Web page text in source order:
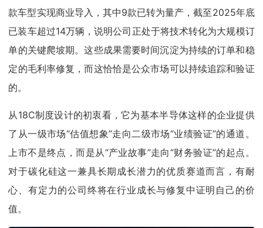
款车型实现商业导入，其中9款已转为量产，截至2025年底
已装车超过14万辆，说明公司正处于将技术转化为大规模订
单的关键爬坡期。这些成果需要时间沉淀为持续的订单和稳
定的毛利率修复，而这恰恰是公众市场可以持续追踪和验证
的。
从18C制度设计的初衷看，它为基本半导体这样的企业提供
了从一级市场“估值想象”走向二级市场“业绩验证”的通道。
上市不是终点，而是从“产业故事”走向“财务验证”的起点。
对于碳化硅这一兼具长期成长潜力的优质赛道而言，有耐
心、有定力的公司终将在行业成长与修复中证明自己的价
值。